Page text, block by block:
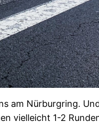
am Nürburgring.
vielleicht 1-2